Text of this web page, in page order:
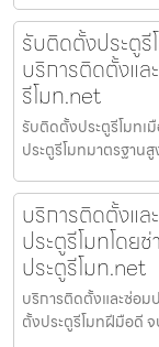
รับติดตั้งประตูรี
บริการติดตั้งแล
รีโมท.net
รับติดตั้งประตูรีโมทเ
ประตูรีโมทมาตรฐาน
บริการติดตั้งแ
ประตูรีโมทโดย
ประตูรีโมท.net
บริการติดตั้งและซ่อม
ตั้งประตูรีโมทฝีมือดี